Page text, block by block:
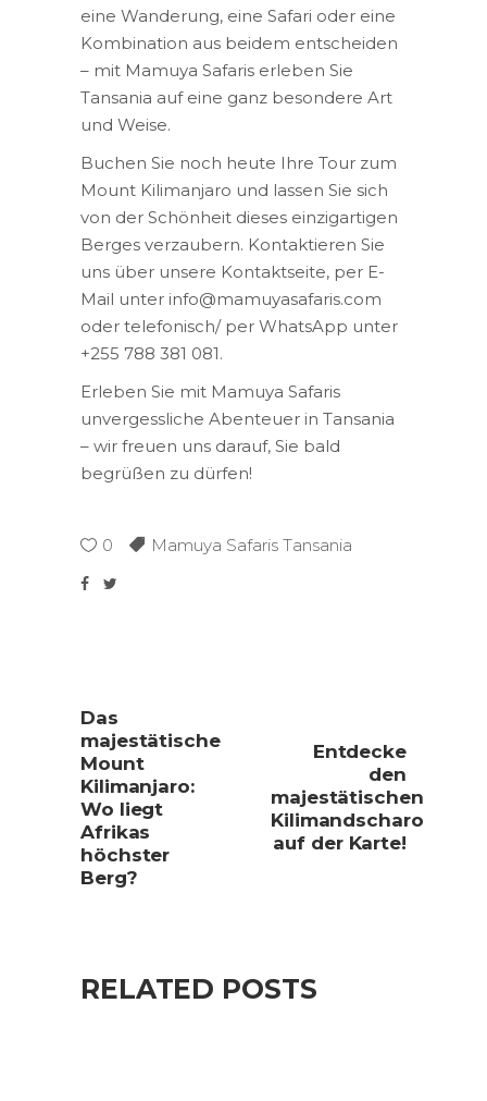
eine Wanderung, eine Safari oder eine
Kombination aus beidem entscheiden
– mit Mamuya Safaris erleben Sie
Tansania auf eine ganz besondere Art
und Weise.
Buchen Sie noch heute Ihre Tour zum
Mount Kilimanjaro und lassen Sie sich
von der Schönheit dieses einzigartigen
Berges verzaubern. Kontaktieren Sie
uns über unsere Kontaktseite, per E-
Mail unter info@mamuyasafaris.com
oder telefonisch/ per WhatsApp unter
+255 788 381 081.
Erleben Sie mit Mamuya Safaris
unvergessliche Abenteuer in Tansania
– wir freuen uns darauf, Sie bald
begrüßen zu dürfen!
0 Mamuya Safaris Tansania
Das
majestätische
Mount
Kilimanjaro:
Wo liegt
Afrikas
höchster
Berg?
Entdecke
den
majestätischen
Kilimandscharo
auf der Karte!
RELATED POSTS